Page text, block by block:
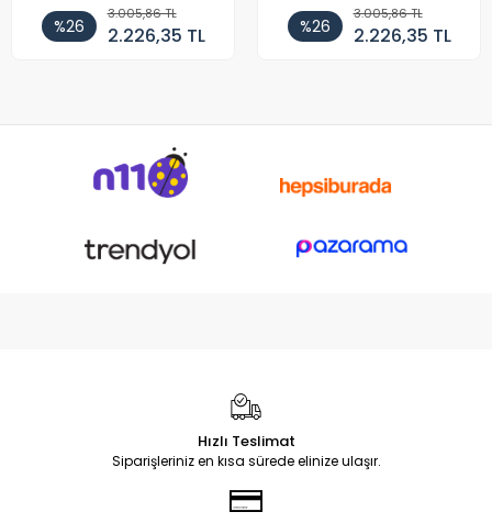
%26
3.005,86 TL
2.226,35 TL %26
3.005,86 TL
2.226,35 TL
Hızlı Teslimat
Siparişleriniz en kısa sürede elinize ulaşır.